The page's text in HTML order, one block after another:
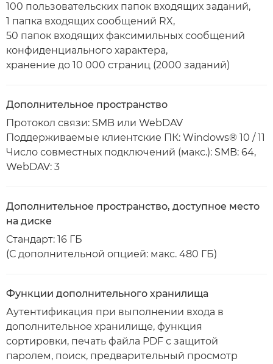
100 пользовательских папок входящих заданий,
1 папка входящих сообщений RX,
50 папок входящих факсимильных сообщений
конфиденциального характера,
хранение до 10 000 страниц (2000 заданий)
Дополнительное пространство
Протокол связи: SMB или WebDAV
Поддерживаемые клиентские ПК: Windows® 10 / 11
Число совместных подключений (макс.): SMB: 64,
WebDAV: 3
Дополнительное пространство, доступное место
на диске
Стандарт: 16 ГБ
(С дополнительной опцией: макс. 480 ГБ)
Функции дополнительного хранилища
Аутентификация при выполнении входа в
дополнительное хранилище, функция
сортировки, печать файла PDF с защитой
паролем, поиск, предварительный просмотр